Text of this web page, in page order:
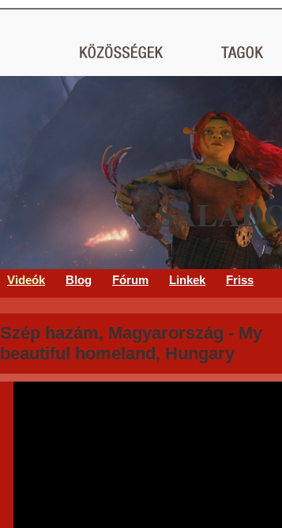
Videók Blog Fórum Linkek Friss
Szép hazám, Magyarország - My
beautiful homeland, Hungary